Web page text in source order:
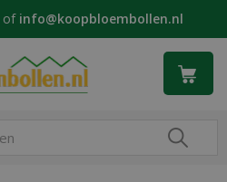
of info@koopbloembollen.nl